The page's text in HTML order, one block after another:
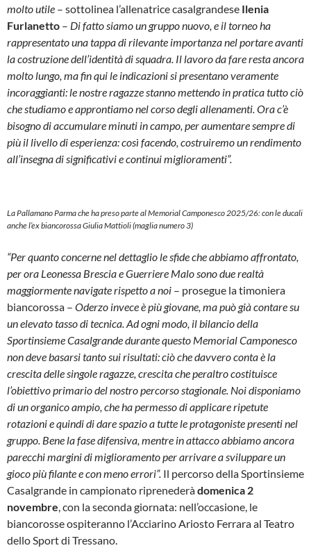
molto utile – sottolinea l’allenatrice casalgrandese Ilenia
Furlanetto – Di fatto siamo un gruppo nuovo, e il torneo ha
rappresentato una tappa di rilevante importanza nel portare avanti
la costruzione dell’identità di squadra. Il lavoro da fare resta ancora
molto lungo, ma fin qui le indicazioni si presentano veramente
incoraggianti: le nostre ragazze stanno mettendo in pratica tutto ciò
che studiamo e approntiamo nel corso degli allenamenti. Ora c’è
bisogno di accumulare minuti in campo, per aumentare sempre di
più il livello di esperienza: così facendo, costruiremo un rendimento
all’insegna di significativi e continui miglioramenti”.
La Pallamano Parma che ha preso parte al Memorial Camponesco 2025/26: con le ducali
anche l’ex biancorossa Giulia Mattioli (maglia numero 3)
“Per quanto concerne nel dettaglio le sfide che abbiamo affrontato,
per ora Leonessa Brescia e Guerriere Malo sono due realtà
maggiormente navigate rispetto a noi – prosegue la timoniera
biancorossa – Oderzo invece è più giovane, ma può già contare su
un elevato tasso di tecnica. Ad ogni modo, il bilancio della
Sportinsieme Casalgrande durante questo Memorial Camponesco
non deve basarsi tanto sui risultati: ciò che davvero conta è la
crescita delle singole ragazze, crescita che peraltro costituisce
l’obiettivo primario del nostro percorso stagionale. Noi disponiamo
di un organico ampio, che ha permesso di applicare ripetute
rotazioni e quindi di dare spazio a tutte le protagoniste presenti nel
gruppo. Bene la fase difensiva, mentre in attacco abbiamo ancora
parecchi margini di miglioramento per arrivare a sviluppare un
gioco più filante e con meno errori”. Il percorso della Sportinsieme
Casalgrande in campionato riprenederàdomenica 2
novembre, con la seconda giornata: nell’occasione, le
biancorosse ospiteranno l’Acciarino Ariosto Ferrara al Teatro
dello Sport di Tressano.